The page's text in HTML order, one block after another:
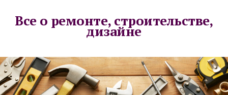
Все о ремонте, строительстве,
дизайне